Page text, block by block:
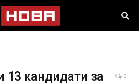
13 кандидати за
0